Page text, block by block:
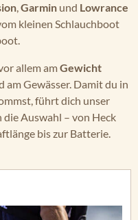
,Garmin und Lowrance
kleinen Schlauchboot
allem amGewicht
am Gewässer. Damit du in
führt dich unser
die Auswahl – von Heck
bis zur Batterie.